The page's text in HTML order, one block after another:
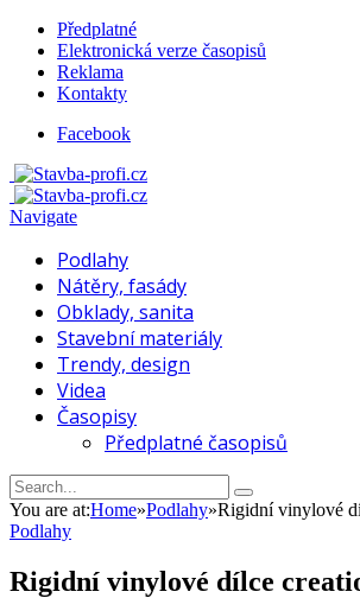
Předplatné
Elektronická verze časopisů
Reklama
Kontakty
Facebook
Navigate
Podlahy
Nátěry, fasády
Obklady, sanita
Stavební materiály
Trendy, design
Videa
Časopisy
Předplatné časopisů
You are at:Home»Podlahy»Rigidní vinylové
Podlahy
Rigidní vinylové dílce